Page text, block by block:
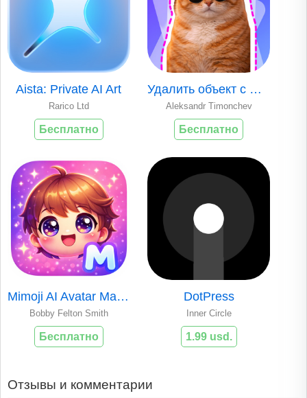
Aista: Private AI Art
Rarico Ltd
Бесплатно
Удалить объект с фото: DsignAI
Aleksandr Timonchev
Бесплатно
Mimoji AI Avatar Maker
Bobby Felton Smith
Бесплатно
DotPress
Inner Circle
1.99 usd.
Отзывы и комментарии